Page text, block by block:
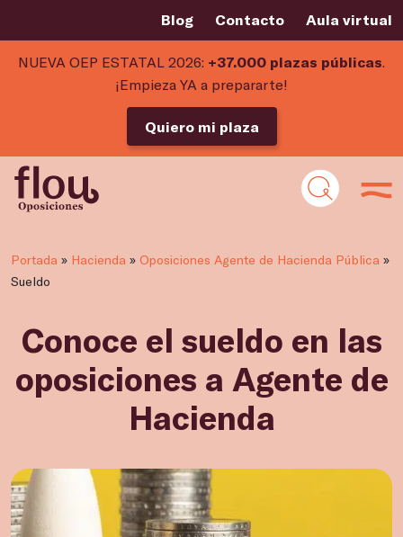
Blog Contacto Aula virtual
NUEVA OEP ESTATAL 2026: +37.000 plazas públicas.
¡Empieza YA a prepararte!
Quiero mi plaza
Portada » Hacienda » Oposiciones Agente de Hacienda Pública »
Sueldo
Conoce el sueldo en las
oposiciones a Agente de
Hacienda